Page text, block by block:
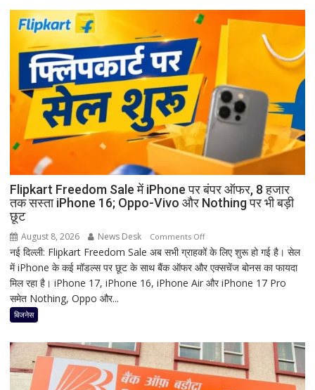
की
बैद्यनाथ
होता
है
मां
काली
का
श्रृंगार?
हृदयपीठ
का
रहस्य
Flipkart Freedom Sale में iPhone पर बंपर ऑफर, 8 हजार
तक सस्ता iPhone 16; Oppo-Vivo और Nothing पर भी बड़ी
छूट
August 8, 2026 News Desk Comments Offon
Flipkart
Freedom
Sale
बंपर
ऑफर,
8
नई दिल्ली: Flipkart Freedom Sale अब सभी ग्राहकों के लिए शुरू हो गई है। सेल
में iPhone के कई मॉडल्स पर छूट के साथ बैंक ऑफर और एक्सचेंज बोनस का फायदा
मिल रहा है। iPhone 17, iPhone 16, iPhone Air और iPhone 17 Pro
समेत Nothing, Oppo और...
बिजनेस